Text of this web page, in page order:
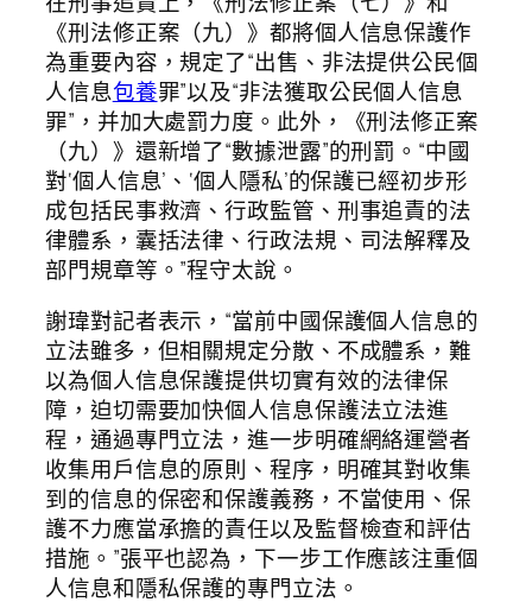
《刑法修正案（九）》都將個人信息保護作
為重要內容，規定了“出售、非法提供公民個
人信息包養罪”以及“非法獲取公民個人信息
罪”，并加大處罰力度。此外，《刑法修正案
（九）》還新增了“數據泄露”的刑罰。“中國
對‘個人信息’、‘個人隱私’的保護已經初步形
成包括民事救濟、行政監管、刑事追責的法
律體系，囊括法律、行政法規、司法解釋及
部門規章等。”程守太說。
謝瑋對記者表示，“當前中國保護個人信息的
立法雖多，但相關規定分散、不成體系，難
以為個人信息保護提供切實有效的法律保
障，迫切需要加快個人信息保護法立法進
程，通過專門立法，進一步明確網絡運營者
收集用戶信息的原則、程序，明確其對收集
到的信息的保密和保護義務，不當使用、保
護不力應當承擔的責任以及監督檢查和評估
措施。”張平也認為，下一步工作應該注重個
人信息和隱私保護的專門立法。